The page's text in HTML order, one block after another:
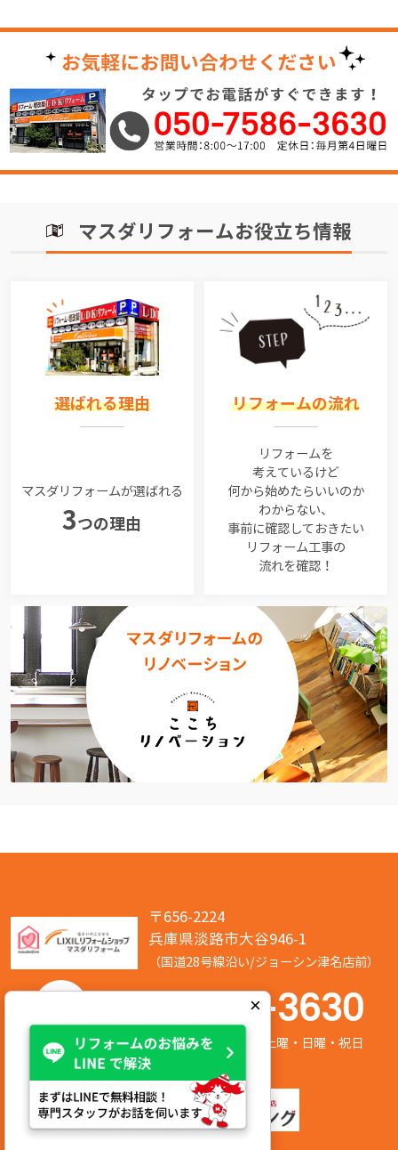
マスダリフォームお役立ち情報
選ばれる理由
マスダリフォームが選ばれる
3つの理由
リフォームの流れ
リフォームを
考えているけど
何から始めたらいいのか
わからない、
事前に確認しておきたい
リフォーム工事の
流れを確認！
〒656-2224
兵庫県淡路市大谷946-1
（国道28号線沿い/ジョーシン津名店前）
050-7586-3630
営業時間:8:00～17:00 定休日:第2/第4土曜・日曜・祝日
×